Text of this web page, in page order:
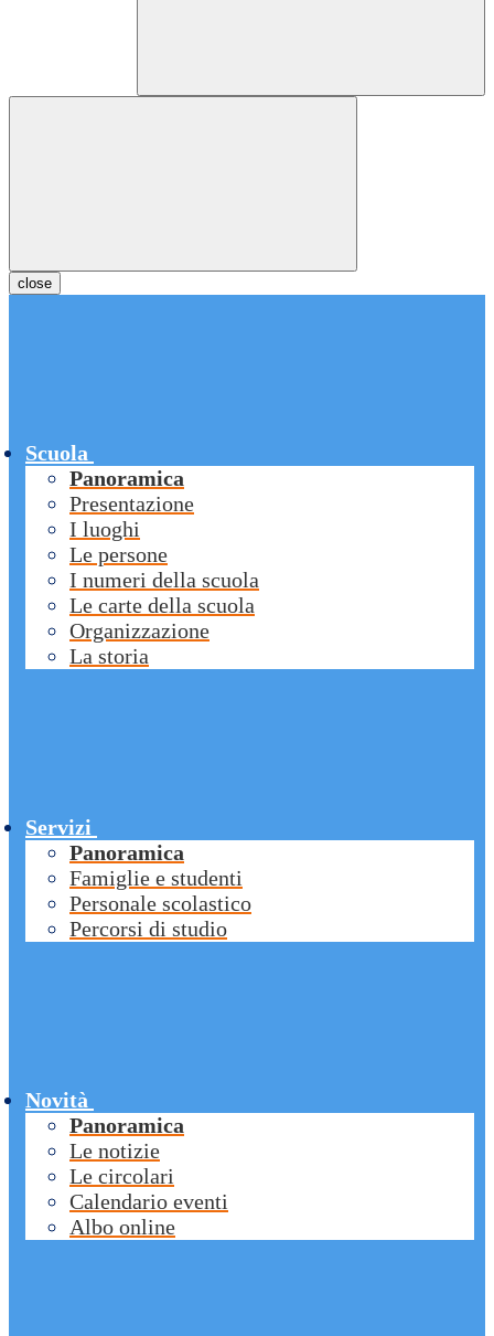
close
Scuola
Panoramica
Presentazione
I luoghi
Le persone
I numeri della scuola
Le carte della scuola
Organizzazione
La storia
Servizi
Panoramica
Famiglie e studenti
Personale scolastico
Percorsi di studio
Novità
Panoramica
Le notizie
Le circolari
Calendario eventi
Albo online